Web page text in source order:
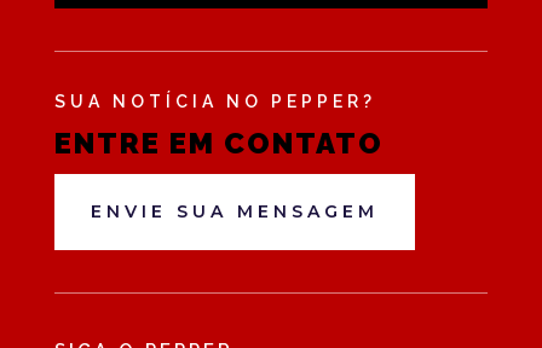
SUA NOTÍCIA NO PEPPER?
ENTRE EM CONTATO
ENVIE SUA MENSAGEM